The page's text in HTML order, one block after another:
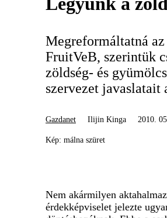
Megreformáltatná
FruitVeB, szerintük
zöldség- és
szervezet
Gazdanet Ilijin Kinga 2010.
Kép: málna szüret
Nem akármilyen
érdekképviselet jelezte